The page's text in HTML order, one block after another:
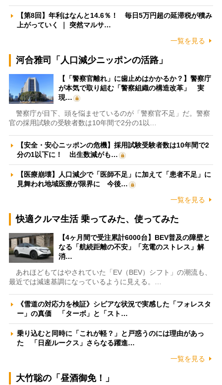
【第8回】年利はなんと14.6％！ 毎日5万円超の延滞税が積み
上がっていく ｜ 突然マルサ…
一覧を見る
河合雅司「人口減少ニッポンの活路」
【「警察官離れ」に歯止めはかかるか？】警察庁
が本気で取り組む「警察組織の構造改革」 実
現…
警察庁が目下、頭を悩ませているのが「警察官不足」だ。警察
官の採用試験の受験者数は10年間で2分の1以…
【安全・安心ニッポンの危機】採用試験受験者数は10年間で2
分の1以下に！ 出生数減がも…
【医療崩壊】人口減少で「医師不足」に加えて「患者不足」に
見舞われ地域医療が限界に 今後…
一覧を見る
快適クルマ生活 乗ってみた、使ってみた
【4ヶ月間で受注累計6000台】BEV普及の障壁と
なる「航続距離の不安」「充電のストレス」解
消…
あれほどもてはやされていた「EV（BEV）シフト」の潮流も、
最近では減速基調になっているように見える。…
《雪道の対応力を検証》シビアな状況で実感した「フォレスタ
ー」の真価 「ターボ」と「スト…
乗り込むと同時に「これが軽？」と戸惑うのには理由があっ
た 「日産ルークス」さらなる躍進…
一覧を見る
大竹聡の「昼酒御免！」